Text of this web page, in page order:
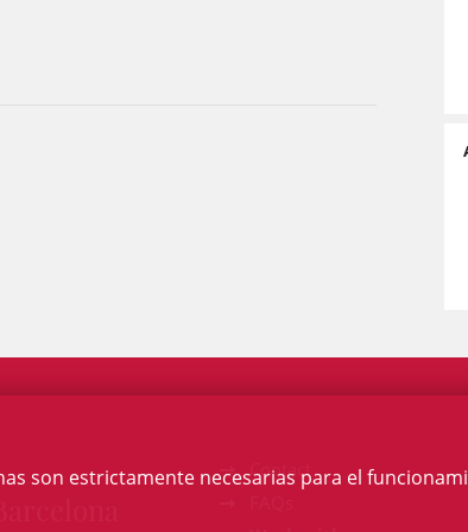
Contact
son estrictamente necesarias para el